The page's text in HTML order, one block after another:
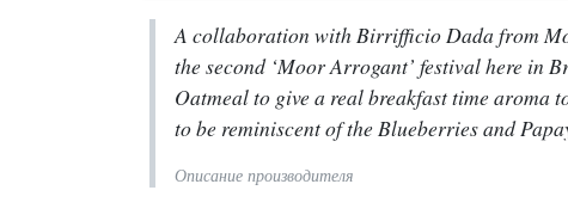
A collaboration with Birrifficio Dada from
the second ‘Moor Arrogant’ festival here in
Oatmeal to give a real breakfast time aroma
to be reminiscent of the Blueberries and
Описание производителя